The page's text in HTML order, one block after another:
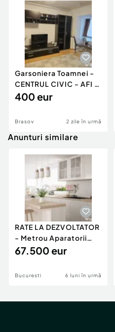
Garsoniera Toamnei -
CENTRUL CIVIC - AFI -
PET FRIENDLY
400 eur
Brasov 2 zile în urmă
Anunturi similare
RATE LA DEZVOLTATOR
- Metrou Aparatorii
Patriei -
67.500 eur
Bucuresti 6 luni în urmă